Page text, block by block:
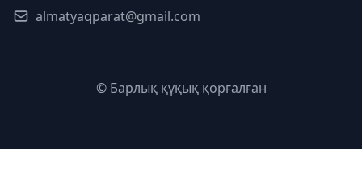
almatyaqparat@gmail.com
© Барлық құқық қорғалған